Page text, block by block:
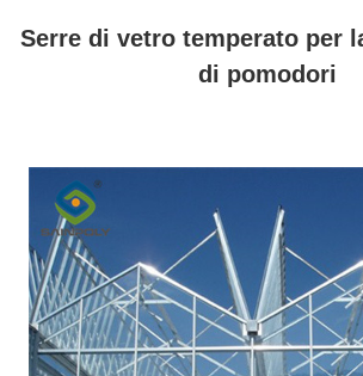
Serre di vetro temperato per
di pomodori